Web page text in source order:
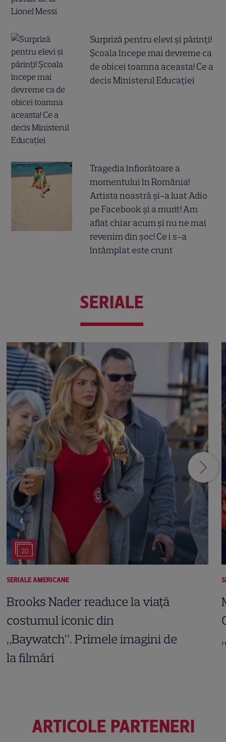
Surpriză pentru elevi și părinți!
Școala începe mai devreme ca
de obicei toamna aceasta! Ce a
decis Ministerul Educației
Tragedia înfiorătoare a
momentului în România!
Artista noastră și-a luat Adio
pe Facebook și a murit! Am
aflat chiar acum și nu ne mai
revenim din șoc! Ce i s-a
întâmplat este crunt
SERIALE
20
SERIALE AMERICANE
Brooks Nader readuce la viață
costumul iconic din
„Baywatch”. Primele imagini de
la filmări
ARTICOLE PARTENERI